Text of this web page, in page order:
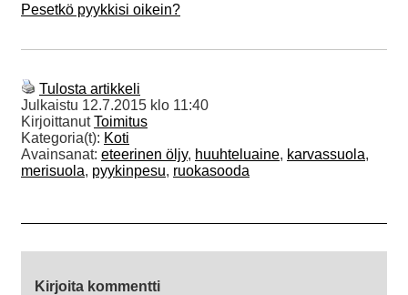
Pesetkö pyykkisi oikein?
Tulosta artikkeli
Julkaistu 12.7.2015 klo 11:40
KirjoittanutToimitus
Kategoria(t): Koti
Avainsanat: eteerinen öljy, huuhteluaine, karvassuola,
merisuola, pyykinpesu, ruokasooda
Kirjoita kommentti